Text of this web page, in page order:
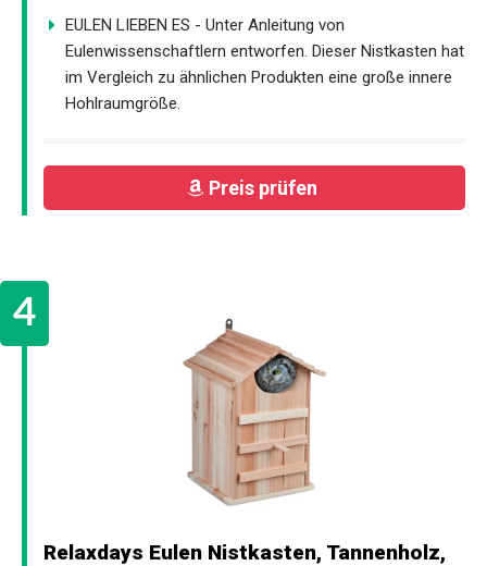
EULEN LIEBEN ES - Unter Anleitung von
Eulenwissenschaftlern entworfen. Dieser Nistkasten hat
im Vergleich zu ähnlichen Produkten eine große innere
Hohlraumgröße.
Preis prüfen
Relaxdays Eulen Nistkasten, Tannenholz,